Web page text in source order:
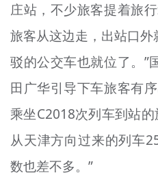
庄站，不少旅客提着旅
旅客从这边走，出站口
驳的公交车也就位了。”
田广华引导下车旅客有
乘坐C2018次列车到站
从天津方向过来的列车
数也差不多。”